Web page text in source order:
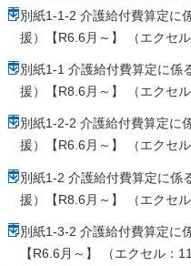
別紙1-1-2 介護給付費算定に
援）【R6.6月～】 （エクセル
別紙1-1 介護給付費算定に係
援）【R8.6月～】 （エクセル
別紙1-2-2 介護給付費算定に
援）【R6.6月～】 （エクセル
別紙1-2 介護給付費算定に係
援）【R8.6月～】 （エクセル
別紙1-3-2 介護給付費算定に
【R6.6月～】 （エクセル：